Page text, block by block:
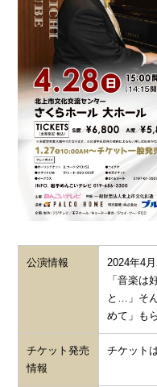
公演情報
2024年4
「音楽は
と…」そ
めて」も
チケット発売
情報
チケット